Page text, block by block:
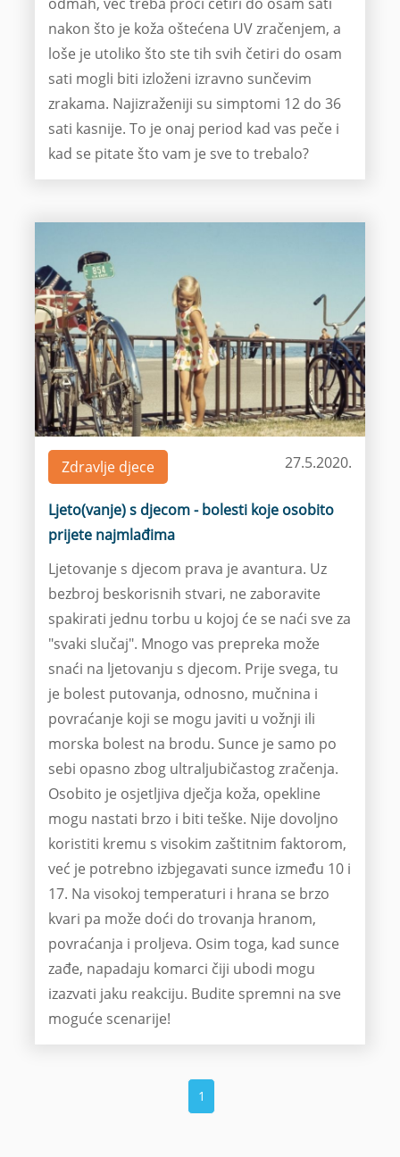
nakon što je koža oštećena UV zračenjem, a
loše je utoliko što ste tih svih četiri do osam
sati mogli biti izloženi izravno sunčevim
zrakama. Najizraženiji su simptomi 12 do 36
sati kasnije. To je onaj period kad vas peče i
kad se pitate što vam je sve to trebalo?
27.5.2020.
Zdravlje djece
Ljeto(vanje) s djecom - bolesti koje osobito
prijete najmlađima
Ljetovanje s djecom prava je avantura. Uz
bezbroj beskorisnih stvari, ne zaboravite
spakirati jednu torbu u kojoj će se naći sve za
"svaki slučaj". Mnogo vas prepreka može
snaći na ljetovanju s djecom. Prije svega, tu
je bolest putovanja, odnosno, mučnina i
povraćanje koji se mogu javiti u vožnji ili
morska bolest na brodu. Sunce je samo po
sebi opasno zbog ultraljubičastog zračenja.
Osobito je osjetljiva dječja koža, opekline
mogu nastati brzo i biti teške. Nije dovoljno
koristiti kremu s visokim zaštitnim faktorom,
već je potrebno izbjegavati sunce između 10 i
17. Na visokoj temperaturi i hrana se brzo
kvari pa može doći do trovanja hranom,
povraćanja i proljeva. Osim toga, kad sunce
zađe, napadaju komarci čiji ubodi mogu
izazvati jaku reakciju. Budite spremni na sve
moguće scenarije!
1